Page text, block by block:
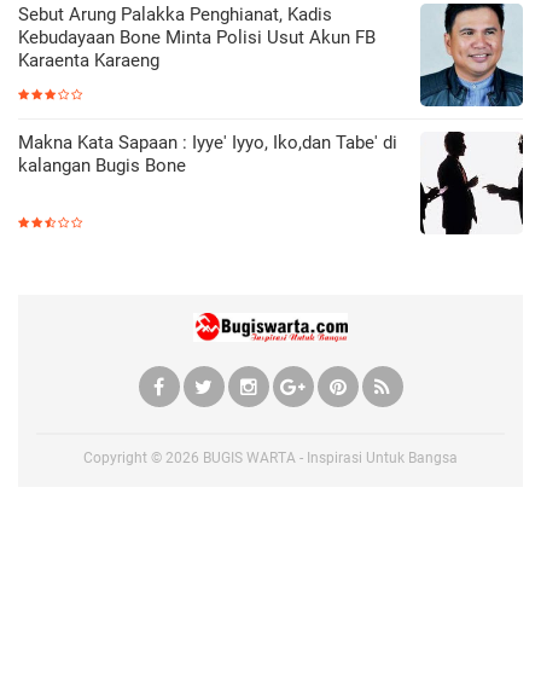
Sebut Arung Palakka Penghianat, Kadis
Kebudayaan Bone Minta Polisi Usut Akun FB
Karaenta Karaeng
Makna Kata Sapaan : Iyye' Iyyo, Iko,dan Tabe' di
kalangan Bugis Bone
Copyright © 2026 BUGIS WARTA - Inspirasi Untuk Bangsa